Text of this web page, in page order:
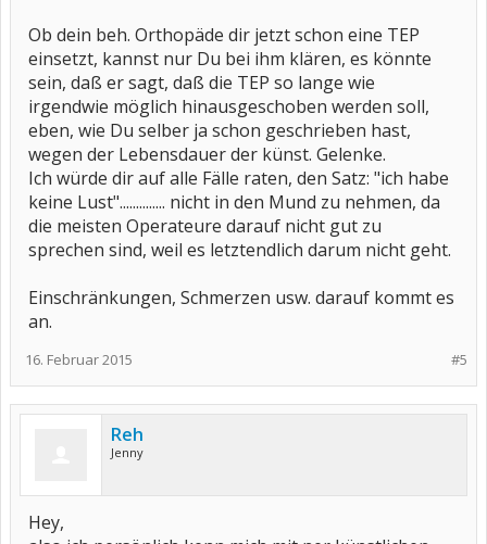
Ob dein beh. Orthopäde dir jetzt schon eine TEP
einsetzt, kannst nur Du bei ihm klären, es könnte
sein, daß er sagt, daß die TEP so lange wie
irgendwie möglich hinausgeschoben werden soll,
eben, wie Du selber ja schon geschrieben hast,
wegen der Lebensdauer der künst. Gelenke.
Ich würde dir auf alle Fälle raten, den Satz: "ich habe
keine Lust".............. nicht in den Mund zu nehmen, da
die meisten Operateure darauf nicht gut zu
sprechen sind, weil es letztendlich darum nicht geht.
Einschränkungen, Schmerzen usw. darauf kommt es
an.
#5
16. Februar 2015
Reh
Jenny
Hey,